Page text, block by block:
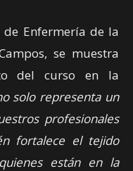
Enfermería de la
se muestra
del curso en la
solo representa un
profesionales
fortalece el tejido
están en la